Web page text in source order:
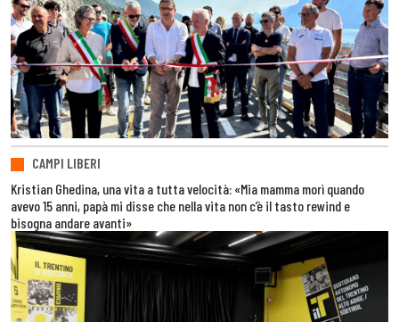
CAMPI LIBERI
Kristian Ghedina, una vita a tutta velocità: «Mia mamma morì quando
avevo 15 anni, papà mi disse che nella vita non c’è il tasto rewind e
bisogna andare avanti»